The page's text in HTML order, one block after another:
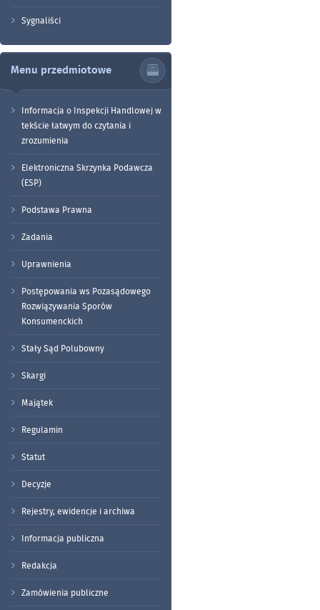
Sygnaliści
Menu przedmiotowe
Informacja o Inspekcji Handlowej w
tekście łatwym do czytania i
zrozumienia
Elektroniczna Skrzynka Podawcza
(ESP)
Podstawa Prawna
Zadania
Uprawnienia
Postępowania ws Pozasądowego
Rozwiązywania Sporów
Konsumenckich
Stały Sąd Polubowny
Skargi
Majątek
Regulamin
Statut
Decyzje
Rejestry, ewidencje i archiwa
Informacja publiczna
Redakcja
Zamówienia publiczne